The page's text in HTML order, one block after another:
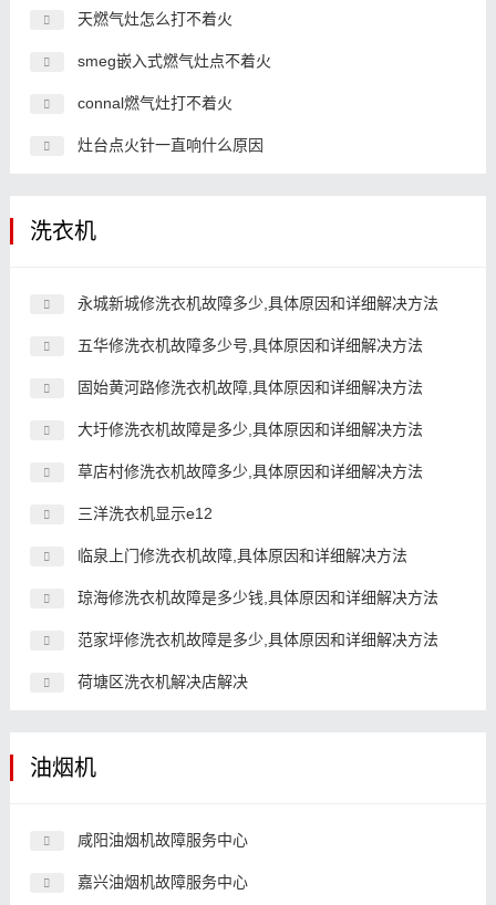
天燃气灶怎么打不着火
smeg嵌入式燃气灶点不着火
connal燃气灶打不着火
灶台点火针一直响什么原因
洗衣机
永城新城修洗衣机故障多少,具体原因和详细解决方法
五华修洗衣机故障多少号,具体原因和详细解决方法
固始黄河路修洗衣机故障,具体原因和详细解决方法
大圩修洗衣机故障是多少,具体原因和详细解决方法
草店村修洗衣机故障多少,具体原因和详细解决方法
三洋洗衣机显示e12
临泉上门修洗衣机故障,具体原因和详细解决方法
琼海修洗衣机故障是多少钱,具体原因和详细解决方法
范家坪修洗衣机故障是多少,具体原因和详细解决方法
荷塘区洗衣机解决店解决
油烟机
咸阳油烟机故障服务中心
嘉兴油烟机故障服务中心